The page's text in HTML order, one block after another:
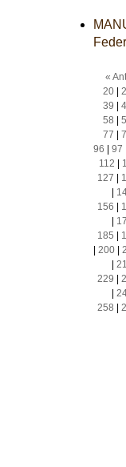
«
20|
39
58
77
96
97
112
127
156
185
200|
229
258